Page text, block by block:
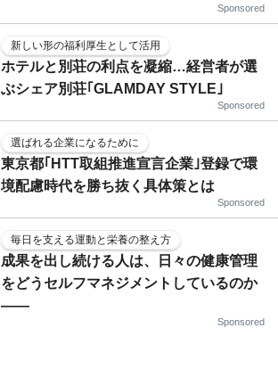
Sponsored
新しい形の福利厚生として活用
ホテルと別荘の利点を凝縮…経営者が選
ぶシェア別荘｢GLAMDAY STYLE｣
Sponsored
選ばれる企業になるために
東京都｢HTT取組推進宣言企業｣登録で環
境配慮時代を勝ち抜く具体策とは
Sponsored
毎日を支える運動と栄養の整え方
成果を出し続ける人は、日々の健康管理
をどうセルフマネジメントしているのか
——
Sponsored